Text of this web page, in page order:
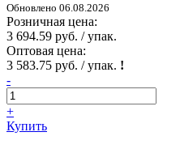
Обновлено 06.08.2026
Розничная цена:
3 694.59 руб. / упак.
Оптовая цена:
3 583.75 руб. / упак. !
-
+
Купить